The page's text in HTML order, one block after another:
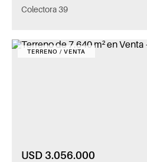
Colectora 39
TERRENO / VENTA
USD 3.056.000